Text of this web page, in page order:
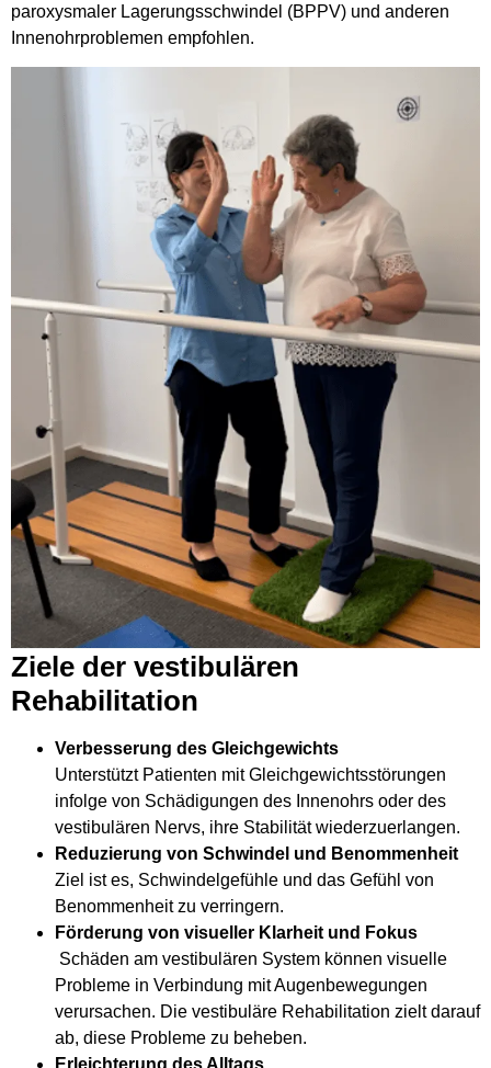
paroxysmaler Lagerungsschwindel (BPPV) und anderen
Innenohrproblemen empfohlen.
Ziele der vestibulären
Rehabilitation
Verbesserung des Gleichgewichts
Unterstützt Patienten mit Gleichgewichtsstörungen
infolge von Schädigungen des Innenohrs oder des
vestibulären Nervs, ihre Stabilität wiederzuerlangen.
Reduzierung von Schwindel und Benommenheit
Ziel ist es, Schwindelgefühle und das Gefühl von
Benommenheit zu verringern.
Förderung von visueller Klarheit und Fokus
Schäden am vestibulären System können visuelle
Probleme in Verbindung mit Augenbewegungen
verursachen. Die vestibuläre Rehabilitation zielt darauf
ab, diese Probleme zu beheben.